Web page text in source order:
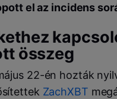
el az incidens
összeg
22-én hozták
ZachXBT